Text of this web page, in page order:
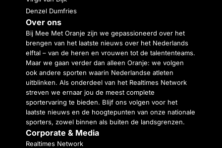
Denzel Dumfries
Over ons
Bij Mee Met Oranje zijn we gepassioneerd over het
brengen van het laatste nieuws over het Nederlands
elftal – van de heren en vrouwen tot de talententeams.
Maar we gaan verder dan alleen Oranje: we volgen
ook andere sporten waarin Nederlandse atleten
uitblinken. Als onderdeel van het Realtimes Network
streven we ernaar jou de meest complete
sportervaring te bieden. Blijf ons volgen voor het
laatste nieuws en de hoogtepunten van onze nationale
sporters, zowel binnen als buiten de landsgrenzen.
Corporate & Media
Realtimes Network